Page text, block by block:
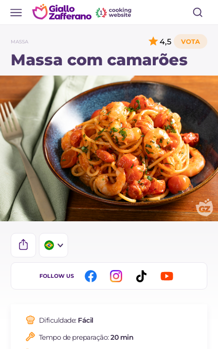
MASSA
Massa com camarões
4,5
IT
ES
DE
FOLLOW US
Dificuldade: Fácil
Tempo de preparação:20 min